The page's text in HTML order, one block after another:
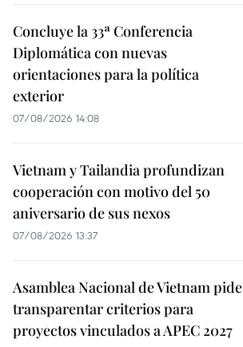
Concluye la 33ª Conferencia
Diplomática con nuevas
orientaciones para la política
exterior
07/08/2026 14:08
Vietnam y Tailandia profundizan
cooperación con motivo del 50
aniversario de sus nexos
07/08/2026 13:37
Asamblea Nacional de Vietnam pide
transparentar criterios para
proyectos vinculados a APEC 2027